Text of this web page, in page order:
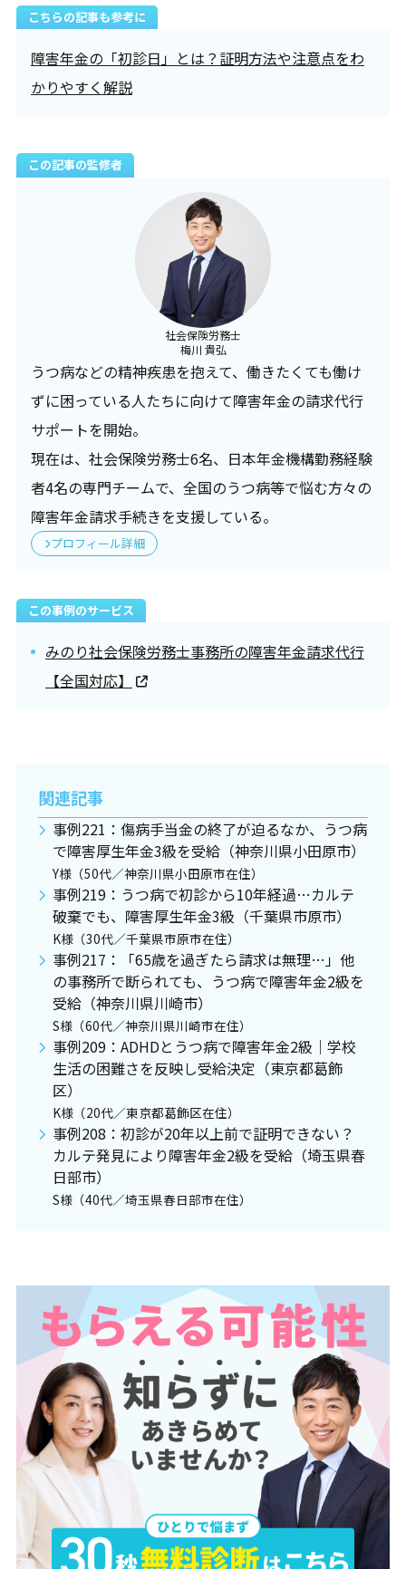
こちらの記事も参考に
障害年金の「初診日」とは？証明方法や注意点をわ
かりやすく解説
この記事の監修者
社会保険労務士
梅川 貴弘
うつ病などの精神疾患を抱えて、働きたくても働け
ずに困っている人たちに向けて障害年金の請求代行
サポートを開始。
現在は、社会保険労務士6名、日本年金機構勤務経験
者4名の専門チームで、全国のうつ病等で悩む方々の
障害年金請求手続きを支援している。
プロフィール詳細
この事例のサービス
みのり社会保険労務士事務所の障害年金請求代行
【全国対応】
関連記事
事例221：傷病手当金の終了が迫るなか、うつ病
で障害厚生年金3級を受給（神奈川県小田原市）
Y様（50代／神奈川県小田原市在住）
事例219：うつ病で初診から10年経過…カルテ
破棄でも、障害厚生年金3級（千葉県市原市）
K様（30代／千葉県市原市在住）
事例217：「65歳を過ぎたら請求は無理…」他
の事務所で断られても、うつ病で障害年金2級を
受給（神奈川県川崎市）
S様（60代／神奈川県川崎市在住）
事例209：ADHDとうつ病で障害年金2級｜学校
生活の困難さを反映し受給決定（東京都葛飾
区）
K様（20代／東京都葛飾区在住）
事例208：初診が20年以上前で証明できない？
カルテ発見により障害年金2級を受給（埼玉県春
日部市）
S様（40代／埼玉県春日部市在住）